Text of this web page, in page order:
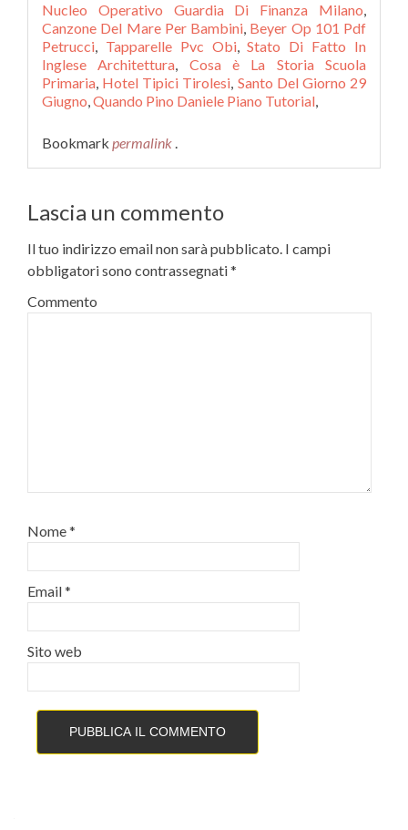
Nucleo Operativo Guardia Di Finanza Milano,
Canzone Del Mare Per Bambini, Beyer Op 101 Pdf
Petrucci, Tapparelle Pvc Obi,Stato Di Fatto In
Inglese Architettura, Cosa è La Storia Scuola
Primaria, Hotel Tipici Tirolesi, Santo Del Giorno 29
Giugno,Quando Pino Daniele Piano Tutorial,
Bookmark permalink .
Lascia un commento
Il tuo indirizzo email non sarà pubblicato. I campi
obbligatori sono contrassegnati*
Commento
Nome*
Email*
Sito web